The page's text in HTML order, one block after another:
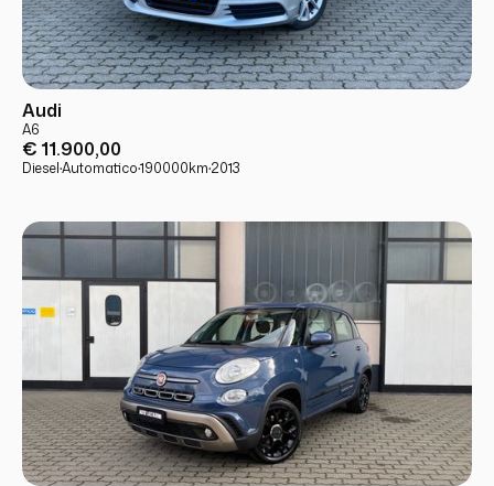
USATO
Audi
A6
€ 11.900,00
Diesel·Automatico·190000km·2013